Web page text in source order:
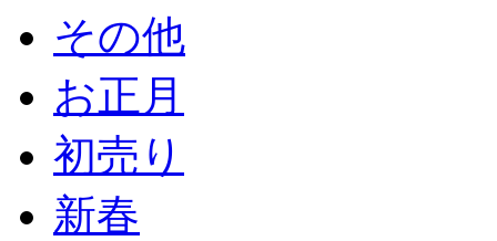
その他
お正月
初売り
新春